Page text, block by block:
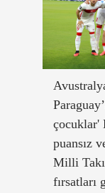
çocuklar'
puansız
Milli
fırsatları